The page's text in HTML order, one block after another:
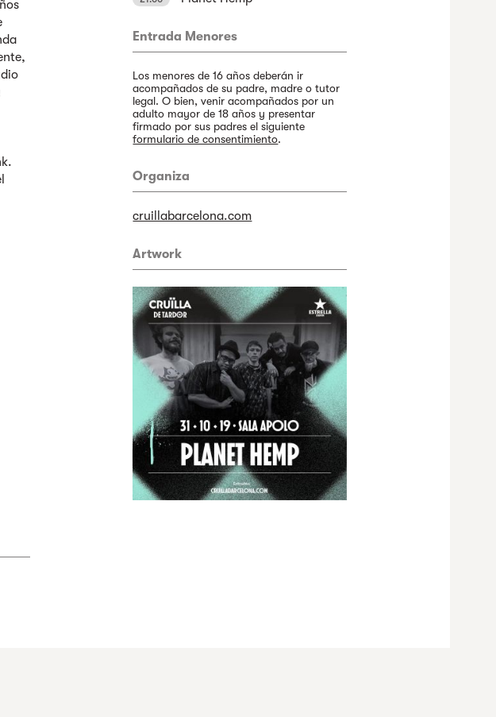
Entrada Menores
Los menores de 16 años deberán ir
acompañados de su padre, madre o tutor
legal. O bien, venir acompañados por un
adulto mayor de 18 años y presentar
firmado por sus padres el siguiente
formulario de consentimiento.
Organiza
cruillabarcelona.com
Artwork